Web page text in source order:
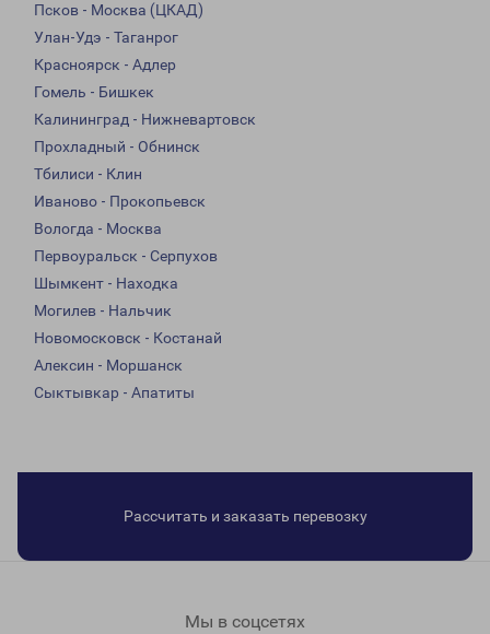
Псков - Москва (ЦКАД)
Улан-Удэ - Таганрог
Красноярск - Адлер
Гомель - Бишкек
Калининград - Нижневартовск
Прохладный - Обнинск
Тбилиси - Клин
Иваново - Прокопьевск
Вологда - Москва
Первоуральск - Серпухов
Шымкент - Находка
Могилев - Нальчик
Новомосковск - Костанай
Алексин - Моршанск
Сыктывкар - Апатиты
Рассчитать и заказать перевозку
Мы в соцсетях